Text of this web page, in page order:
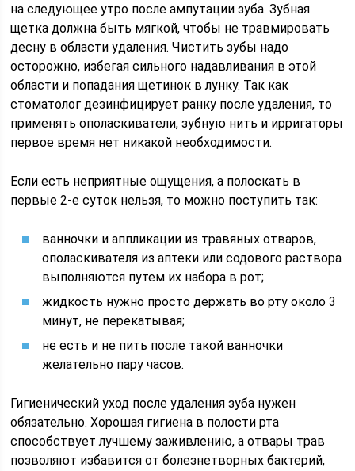
на следующее утро после ампутации зуба. Зубная
щетка должна быть мягкой, чтобы не травмировать
десну в области удаления. Чистить зубы надо
осторожно, избегая сильного надавливания в этой
области и попадания щетинок в лунку. Так как
стоматолог дезинфицирует ранку после удаления, то
применять ополаскиватели, зубную нить и ирригаторы
первое время нет никакой необходимости.
Если есть неприятные ощущения, а полоскать в
первые 2-е суток нельзя, то можно поступить так:
ванночки и аппликации из травяных отваров,
ополаскивателя из аптеки или содового раствора
выполняются путем их набора в рот;
жидкость нужно просто держать во рту около 3
минут, не перекатывая;
не есть и не пить после такой ванночки
желательно пару часов.
Гигиенический уход после удаления зуба нужен
обязательно. Хорошая гигиена в полости рта
способствует лучшему заживлению, а отвары трав
позволяют избавится от болезнетворных бактерий,